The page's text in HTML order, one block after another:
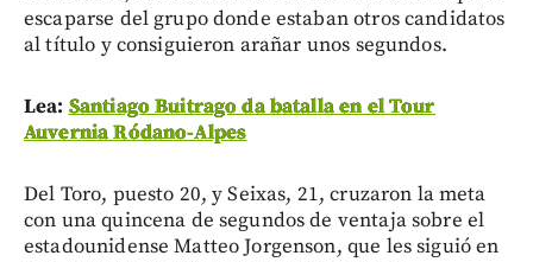
escaparse del grupo donde estaban otros candidatos
al título y consiguieron arañar unos segundos.
Lea: Santiago Buitrago da batalla en el Tour
Auvernia Ródano-Alpes
Del Toro, puesto 20, y Seixas, 21, cruzaron la meta
con una quincena de segundos de ventaja sobre el
estadounidense Matteo Jorgenson, que les siguió en